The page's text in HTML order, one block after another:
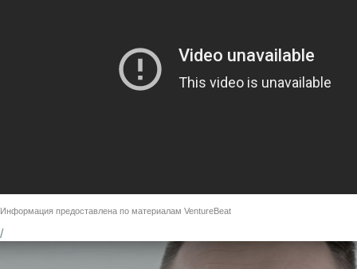
Информация предоставлена по материалам VentureBeat
/